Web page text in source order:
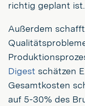
richtig geplant ist.
Außerdem
Digest schätzen
Gesamtkosten
auf 5-30% des